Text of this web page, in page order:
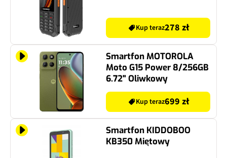
Kup teraz278 zł
Smartfon MOTOROLA
Moto G15 Power 8/256GB
6.72" Oliwkowy
Kup teraz699 zł
Smartfon KIDDOBOO
KB350 Miętowy